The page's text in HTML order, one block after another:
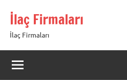
İlaç Firmaları
İlaç Firmaları